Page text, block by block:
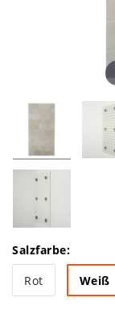
Salzfarbe:
Rot
Weiß